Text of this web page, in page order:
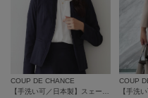
COUP DE CHANCE
【手洗い可／日本製】スェード調ノーカラージャケット
COUP